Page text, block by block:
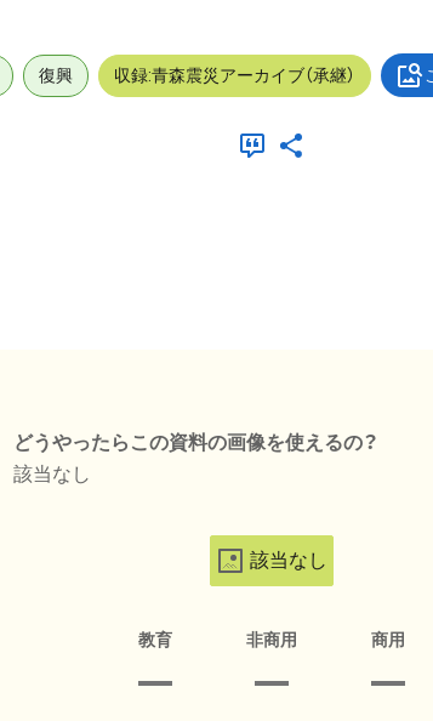
復興 収録:青森震災アーカイブ（承継）
どうやったらこの資料の画像を使えるの？
該当なし
該当なし
教育 非商用 商用